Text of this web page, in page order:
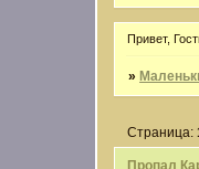
Привет,
»
Пропал
Страница: